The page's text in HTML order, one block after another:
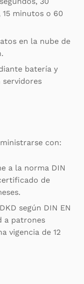
15 minutos o 60
en la nube de
batería y
con:
a la norma DIN
de
según DIN EN
a patrones
vigencia de 12